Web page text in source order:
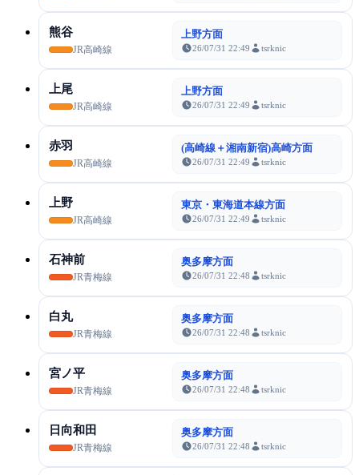
熊谷
JR高崎線
上野方面
26/07/31 22:49 tsrknic
上尾
JR高崎線
上野方面
26/07/31 22:49 tsrknic
赤羽
JR高崎線
(高崎線＋湘南新宿)高崎方面
26/07/31 22:49 tsrknic
上野
JR高崎線
東京・東海道本線方面
26/07/31 22:49 tsrknic
石神前
JR青梅線
奥多摩方面
26/07/31 22:48 tsrknic
白丸
JR青梅線
奥多摩方面
26/07/31 22:48 tsrknic
宮ノ平
JR青梅線
奥多摩方面
26/07/31 22:48 tsrknic
日向和田
JR青梅線
奥多摩方面
26/07/31 22:48 tsrknic